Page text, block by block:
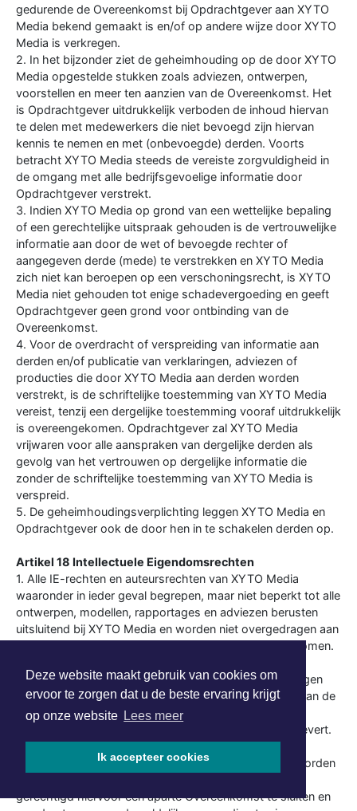
Deze website maakt gebruik van cookies om
ervoor te zorgen dat u de beste ervaring krijgt
op onze website Lees meer
Ik accepteer cookies
gedurende de Overeenkomst bij Opdrachtgever aan XYTO
Media bekend gemaakt is en/of op andere wijze door XYTO
Media is verkregen.
2. In het bijzonder ziet de geheimhouding op de door XYTO
Media opgestelde stukken zoals adviezen, ontwerpen,
voorstellen en meer ten aanzien van de Overeenkomst. Het
is Opdrachtgever uitdrukkelijk verboden de inhoud hiervan
te delen met medewerkers die niet bevoegd zijn hiervan
kennis te nemen en met (onbevoegde) derden. Voorts
betracht XYTO Media steeds de vereiste zorgvuldigheid in
de omgang met alle bedrijfsgevoelige informatie door
Opdrachtgever verstrekt.
3. Indien XYTO Media op grond van een wettelijke bepaling
of een gerechtelijke uitspraak gehouden is de vertrouwelijke
informatie aan door de wet of bevoegde rechter of
aangegeven derde (mede) te verstrekken en XYTO Media
zich niet kan beroepen op een verschoningsrecht, is XYTO
Media niet gehouden tot enige schadevergoeding en geeft
Opdrachtgever geen grond voor ontbinding van de
Overeenkomst.
4. Voor de overdracht of verspreiding van informatie aan
derden en/of publicatie van verklaringen, adviezen of
producties die door XYTO Media aan derden worden
verstrekt, is de schriftelijke toestemming van XYTO Media
vereist, tenzij een dergelijke toestemming vooraf uitdrukkelijk
is overeengekomen. Opdrachtgever zal XYTO Media
vrijwaren voor alle aanspraken van dergelijke derden als
gevolg van het vertrouwen op dergelijke informatie die
zonder de schriftelijke toestemming van XYTO Media is
verspreid.
5. De geheimhoudingsverplichting leggen XYTO Media en
Opdrachtgever ook de door hen in te schakelen derden op.
Artikel 18 Intellectuele Eigendomsrechten
1. Alle IE-rechten en auteursrechten van XYTO Media
waaronder in ieder geval begrepen, maar niet beperkt tot alle
ontwerpen, modellen, rapportages en adviezen berusten
uitsluitend bij XYTO Media en worden niet overgedragen aan
Opdrachtgever tenzij uitdrukkelijk anders overeengekomen.
berusten bij Opdrachtgever en worden niet overgedragen
aan XYTO Media. XYTO Media verkrijgt ten behoeve van de
uitvoering van de Overeenkomst een onherroepelijk
gebruiksrecht van al hetgeen dat Opdrachtgever aanlevert.
2. Indien overeengekomen is dat één of meerdere van
voorgenoemde zaken c.q. werken van XYTO Media worden
gerechtigd hiervoor een aparte Overeenkomst te sluiten en